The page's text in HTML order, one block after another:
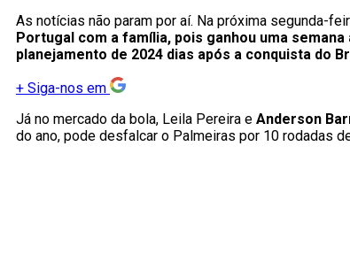
As notícias não param por aí. Na próxima segunda-
Portugal com a família, pois ganhou uma
planejamento de 2024 dias após a conquista do
+ Siga-nos em
Já no mercado da bola, Leila Pereira e Anderson
do ano, pode desfalcar o Palmeiras por 10 rodadas